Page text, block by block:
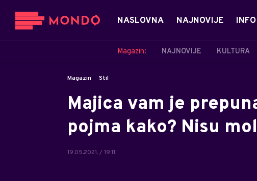
NASLOVNA NAJNOVIJE INFO
Magazin: NAJNOVIJE KULTURA
Magazin Stil
Majica vam je
pojma kako? Nisu
19.05.2021. / 19:11